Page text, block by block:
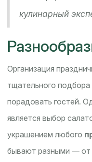
кулинарный
Организация
тщательного
порадовать гостей.
является выбор
украшением любого
бывают разными — от